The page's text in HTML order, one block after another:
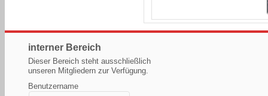
interner Bereich
Dieser Bereich steht ausschließlich
unseren Mitgliedern zur Verfügung.
Benutzername